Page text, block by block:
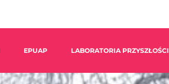
EPUAP LABORATORIA PRZYSZŁOŚCI